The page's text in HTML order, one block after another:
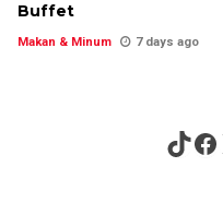
Buffet
Makan & Minum 7 days ago